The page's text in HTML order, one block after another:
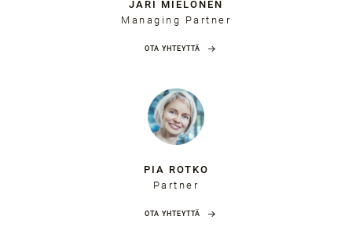
JARI MIELONEN
Managing Partner
OTA YHTEYTTÄ
PIA ROTKO
Partner
OTA YHTEYTTÄ